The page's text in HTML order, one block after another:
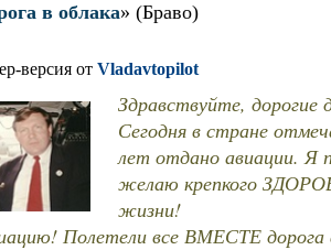
в облака» (Браво)
версия от Vladavtopilot
Здравствуйте, дорогие
Сегодня в стране
лет отдано авиации.
желаю крепкого
жизни!
Полетели все ВМЕСТЕ